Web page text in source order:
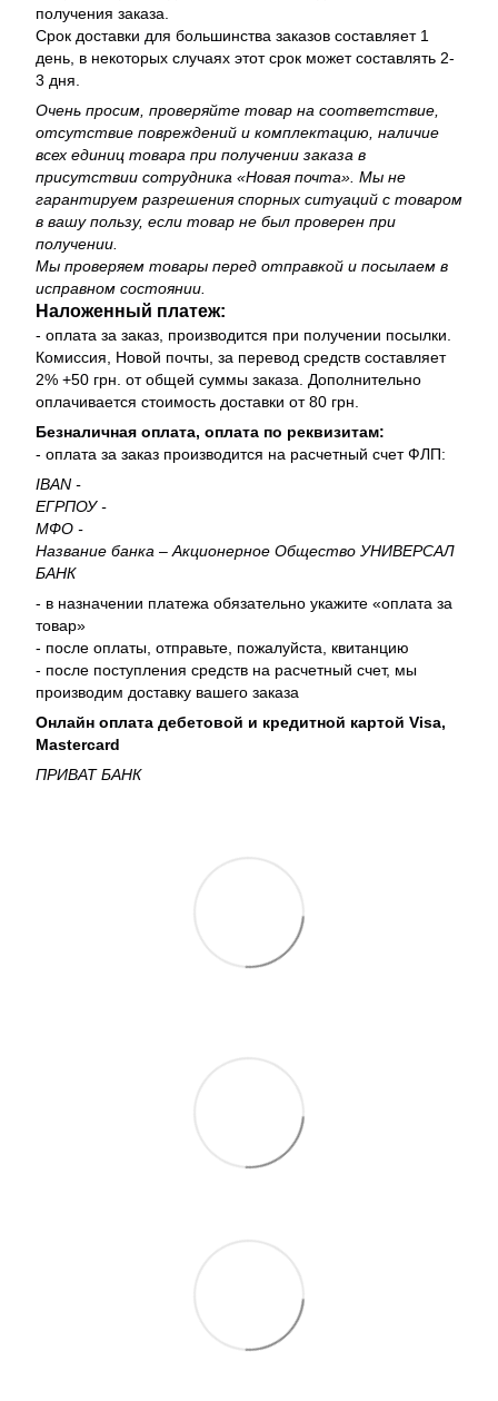
получения заказа.
Срок доставки для большинства заказов составляет 1
день, в некоторых случаях этот срок может составлять 2-
3 дня.
Очень просим, ​​проверяйте товар на соответствие,
отсутствие повреждений и комплектацию, наличие
всех единиц товара при получении заказа в
присутствии сотрудника «Новая почта». Мы не
гарантируем разрешения спорных ситуаций с товаром
в вашу пользу, если товар не был проверен при
получении.
Мы проверяем товары перед отправкой и посылаем в
исправном состоянии.
Наложенный платеж:
- оплата за заказ, производится при получении посылки.
Комиссия, Новой почты, за перевод средств составляет
2% +50 грн. от общей суммы заказа. Дополнительно
оплачивается стоимость доставки от 80 грн.
Безналичная оплата, оплата по реквизитам:
- оплата за заказ производится на расчетный счет ФЛП:
IBAN -
ЕГРПОУ -
МФО -
Название банка – Акционерное Общество УНИВЕРСАЛ
БАНК
- в назначении платежа обязательно укажите «оплата за
товар»
- после оплаты, отправьте, пожалуйста, квитанцию
- после поступления средств на расчетный счет, мы
производим доставку вашего заказа
Онлайн оплата дебетовой и кредитной картой Visa,
Mastercard
ПРИВАТ БАНК